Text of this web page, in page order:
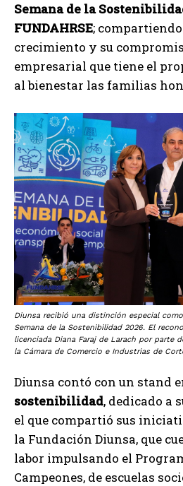
Semana de la
FUNDAHRSE;
crecimiento y su
empresarial que tiene el
al bienestar las familias
Diunsa recibió una distinción especial
Semana de la Sostenibilidad 2026. El
licenciada Diana Faraj de Larach por parte
la Cámara de Comercio e Industrias de
Diunsa contó con un stand
sostenibilidad, dedicado a
el que compartió sus
la Fundación Diunsa, que
labor impulsando el
Campeones, de escuelas